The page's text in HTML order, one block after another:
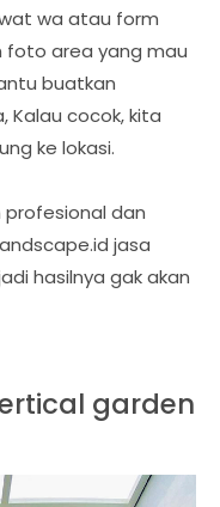
wa atau form
foto area yang mau
buatkan
Kalau cocok, kita
ke lokasi.
profesional dan
jasa
hasilnya gak akan
garden